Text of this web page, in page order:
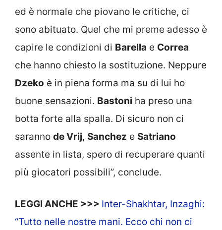
ed è normale che piovano le critiche, ci
sono abituato. Quel che mi preme adesso è
capire le condizioni di Barella e Correa
che hanno chiesto la sostituzione. Neppure
Dzeko è in piena forma ma su di lui ho
buone sensazioni. Bastoni ha preso una
botta forte alla spalla. Di sicuro non ci
saranno de Vrij, Sanchez e Satriano
assente in lista, spero di recuperare quanti
più giocatori possibili”, conclude.
LEGGI ANCHE >>> Inter-Shakhtar, Inzaghi:
“Tutto nelle nostre mani. Ecco chi non ci